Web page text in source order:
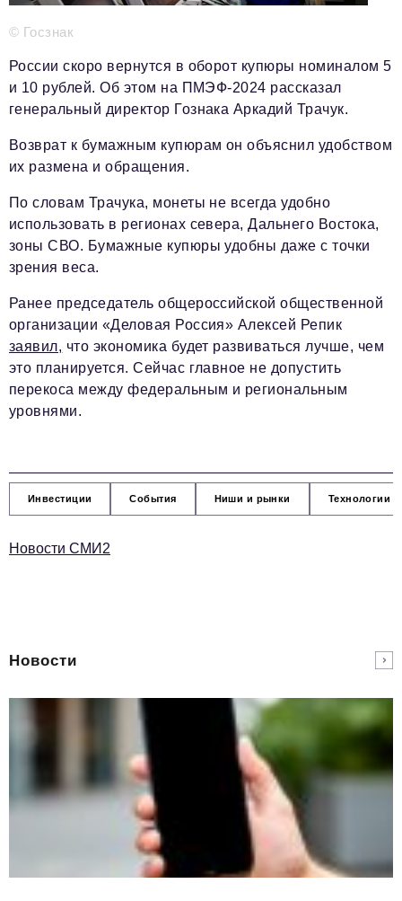
Электронные почты редакции:
Информационный отдел
info@business-magazine.online
Отдел рекламы
Отдел распространения/редакционная подписка
Отдел по работе с партнерами
partner@business-magazine.online
© Госзнак
России скоро вернутся в оборот купюры номиналом 5
и 10 рублей. Об этом на ПМЭФ-2024 рассказал
генеральный директор Гознака Аркадий Трачук.
Возврат к бумажным купюрам он объяснил удобством
их размена и обращения.
По словам Трачука, монеты не всегда удобно
использовать в регионах севера, Дальнего Востока,
зоны СВО. Бумажные купюры удобны даже с точки
зрения веса.
Ранее председатель общероссийской общественной
организации «Деловая Россия» Алексей Репик
заявил, что экономика будет развиваться лучше, чем
это планируется. Сейчас главное не допустить
перекоса между федеральным и региональным
уровнями.
Инвестиции События Ниши и рынки Технологии
Новости СМИ2
Новости